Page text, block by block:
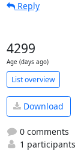
Reply
4299
Age (days ago)
List overview
Download
0 comments
1 participants